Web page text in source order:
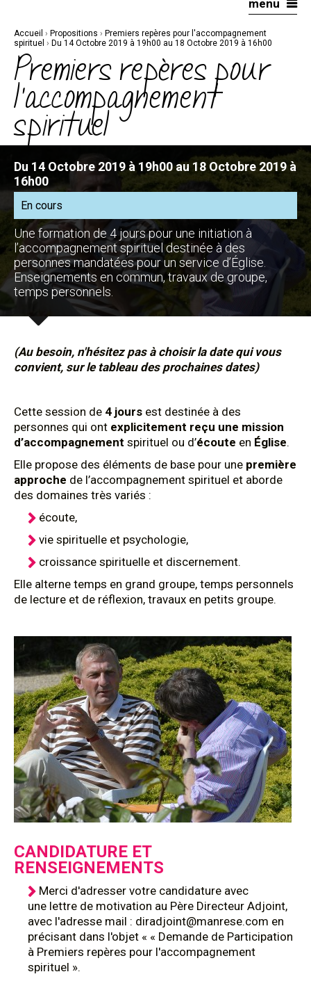
navigation
menu
Accueil › Propositions › Premiers repères pour l'accompagnement
spirituel › Du 14 Octobre 2019 à 19h00 au 18 Octobre 2019 à 16h00
Premiers repères pour
l'accompagnement
spirituel
Du 14 Octobre 2019 à 19h00 au 18 Octobre 2019 à
16h00
En cours
Une formation de 4 jours pour une initiation à
l’accompagnement spirituel destinée à des
personnes mandatées pour un service d’Église.
Enseignements en commun, travaux de groupe,
temps personnels.
(Au besoin, n'hésitez pas à choisir la date qui vous
convient, sur le tableau des prochaines dates)
Cette session de 4 jours est destinée à des
personnes qui ont explicitement reçu une mission
d’accompagnement spirituel ou d’écoute en Église.
Elle propose des éléments de base pour une première
approche de l’accompagnement spirituel et aborde
des domaines très variés :
écoute,
vie spirituelle et psychologie,
croissance spirituelle et discernement.
Elle alterne temps en grand groupe, temps personnels
de lecture et de réflexion, travaux en petits groupe.
CANDIDATURE ET
RENSEIGNEMENTS
Merci d'adresser votre candidature avec
une lettre de motivation au Père Directeur Adjoint,
avec l'adresse mail : diradjoint@manrese.com en
précisant dans l'objet « « Demande de Participation
à Premiers repères pour l'accompagnement
spirituel ».